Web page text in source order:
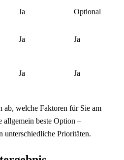
Ja Optional
Ja Ja
Ja Ja
ab, welche Faktoren für Sie am
allgemein beste Option –
unterschiedliche Prioritäten.